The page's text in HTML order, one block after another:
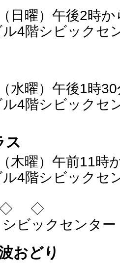
日曜）午後2時か
4階シビックセ
水曜）午後1時
4階シビックセ
ス
木曜）午前11時
4階シビックセ
◇
ビックセンタ
おどり